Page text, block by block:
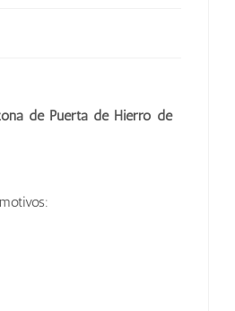
de Puerta de Hierro de